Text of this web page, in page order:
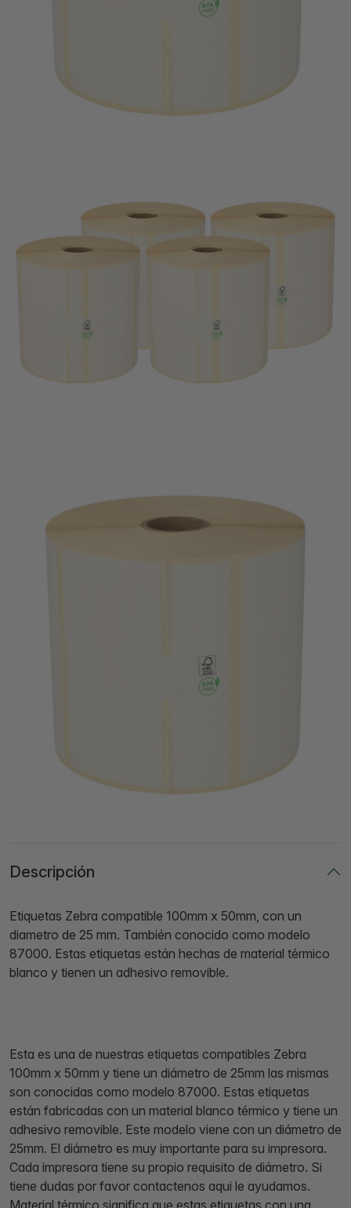
Descripción
Etiquetas Zebra compatible 100mm x 50mm, con un
diametro de 25 mm. También conocido como modelo
87000. Estas etiquetas están hechas de material térmico
blanco y tienen un adhesivo removible.
Esta es una de nuestras etiquetas compatibles Zebra
100mm x 50mm y tiene un diámetro de 25mm las mismas
son conocidas como modelo 87000. Estas etiquetas
están fabricadas con un material blanco térmico y tiene un
adhesivo removible. Este modelo viene con un diámetro de
25mm. El diámetro es muy importante para su impresora.
Cada impresora tiene su propio requisito de diámetro. Si
tiene dudas por favor contactenos aqui le ayudamos.
Material térmico significa que estas etiquetas con una